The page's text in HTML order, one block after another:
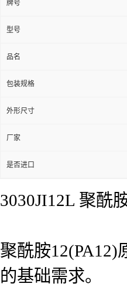
牌号
型号
品名
包装规格
外形尺寸
厂家
是否进口
3030JI12L 聚酰
聚酰胺
的基础需求。